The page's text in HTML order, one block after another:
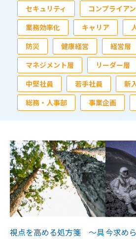
セキュリティ
コンプライア
業務効率化
キャリア
防災
健康経営
経営層
マネジメント層
リーダー層
中堅社員
若手社員 新
総務・人事部
事業企画
視点を高める処方箋 ～具今求め